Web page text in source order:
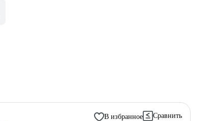
В избранное Сравнить